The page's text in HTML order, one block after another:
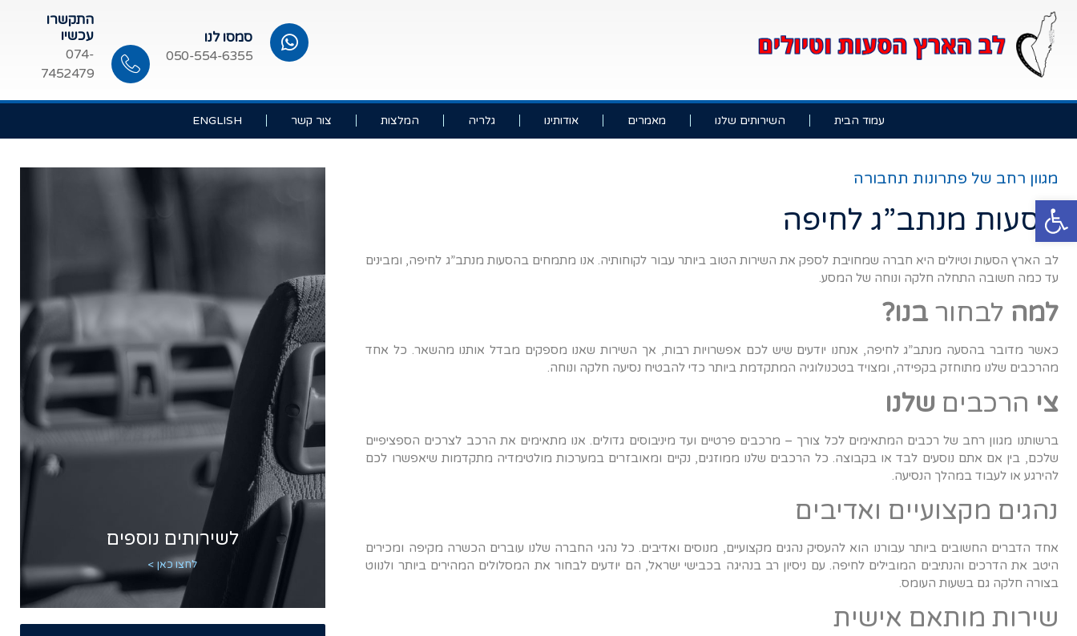
סמסו לנו
050-554-6355
התקשרו
עכשיו
074-
7452479
עמוד הבית השירותים שלנו מאמרים אודותינו גלריה המלצות צור קשר ENGLISH
מגוון רחב של פתרונות תחבורה
הסעות מנתב”ג לחיפה
לב הארץ הסעות וטיולים היא חברה שמחויבת לספק את השירות הטוב ביותר עבור לקוחותיה. אנו מתמחים בהסעות מנתב”ג לחיפה, ומבינים
עד כמה חשובה התחלה חלקה ונוחה של המסע.
למה לבחור בנו?
כאשר מדובר בהסעה מנתב”ג לחיפה, אנחנו יודעים שיש לכם אפשרויות רבות, אך השירות שאנו מספקים מבדל אותנו מהשאר. כל אחד
מהרכבים שלנו מתוחזק בקפידה, ומצויד בטכנולוגיה המתקדמת ביותר כדי להבטיח נסיעה חלקה ונוחה.
צי הרכבים שלנו
ברשותנו מגוון רחב של רכבים המתאימים לכל צורך – מרכבים פרטיים ועד מיניבוסים גדולים. אנו מתאימים את הרכב לצרכים הספציפיים
שלכם, בין אם אתם נוסעים לבד או בקבוצה. כל הרכבים שלנו ממוזגים, נקיים ומאובזרים במערכות מולטימדיה מתקדמות שיאפשרו לכם
להירגע או לעבוד במהלך הנסיעה.
נהגים מקצועיים ואדיבים
אחד הדברים החשובים ביותר עבורנו הוא להעסיק נהגים מקצועיים, מנוסים ואדיבים. כל נהגי החברה שלנו עוברים הכשרה מקיפה ומכירים
היטב את הדרכים והנתיבים המובילים לחיפה. עם ניסיון רב בנהיגה בכבישי ישראל, הם יודעים לבחור את המסלולים המהירים ביותר ולנווט
בצורה חלקה גם בשעות העומס.
שירות מותאם אישית
לשירותים נוספים
לחצו כאן >
פתח סרגל נגישות